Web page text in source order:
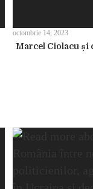
Marcel Ciolacu și
octombrie 14, 2023